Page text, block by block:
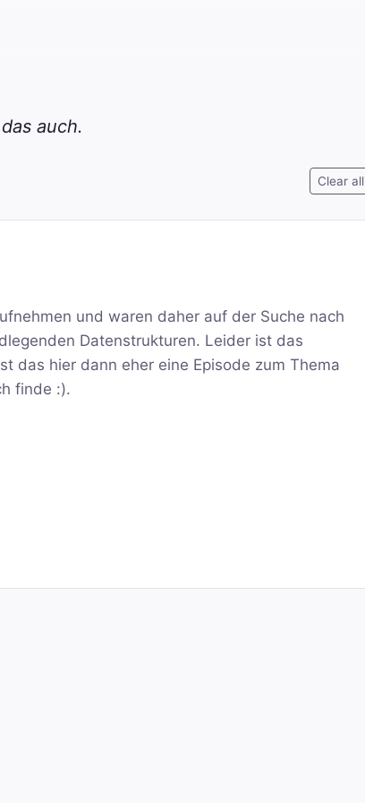
auch.
Clear all
und waren daher auf der Suche nach
Datenstrukturen. Leider ist das
das hier dann eher eine Episode zum Thema
finde :).